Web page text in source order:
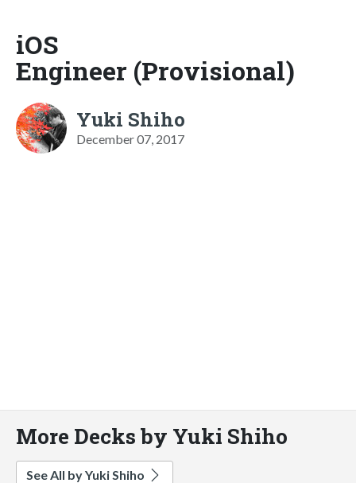
iOS
Engineer (Provisional)
Yuki Shiho
December 07, 2017
More Decks by Yuki Shiho
See All by Yuki Shiho